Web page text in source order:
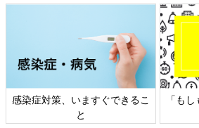
緊張をほぐしながら挑戦してみて
「尿検査のための尿がうまく採れない」
回答したアドバイスをご紹介します。
（Q：相談者より）
ーーー「2才9カ月の娘がいます。この4
感染症対策、いますぐできるこ
と
「も